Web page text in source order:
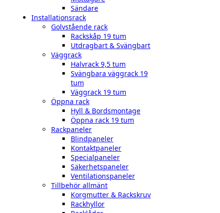
Sändare
Installationsrack
Golvstående rack
Rackskåp 19 tum
Utdragbart & Svängbart
Väggrack
Halvrack 9,5 tum
Svängbara väggrack 19
tum
Väggrack 19 tum
Öppna rack
Hyll & Bordsmontage
Öppna rack 19 tum
Rackpaneler
Blindpaneler
Kontaktpaneler
Specialpaneler
Säkerhetspaneler
Ventilationspaneler
Tillbehör allmänt
Korgmutter & Rackskruv
Rackhyllor